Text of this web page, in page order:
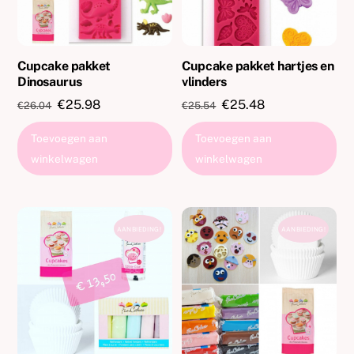
Cupcake pakket
Dinosaurus
€26.04 Oorspronkelijke
prijs
was:
€26.04.
€25.98Huidige
prijs
is:
Toevoegen aan
winkelwagen
Cupcake pakket hartjes en
vlinders
€25.54 Oorspronkelijke
prijs
was:
€25.54.
€25.48Huidige
prijs
is:
Toevoegen aan
winkelwagen
AANBIEDING! AANBIEDING!